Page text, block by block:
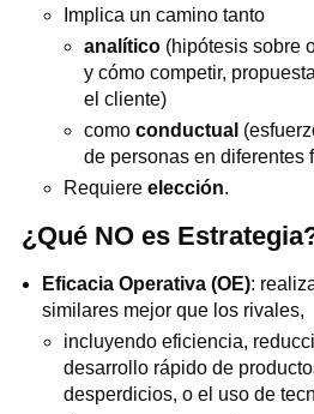
Implica un camino tanto
analítico (hipótesis sobre
y cómo competir,
el cliente)
comoconductual
de personas en diferentes
Requiere elección.
¿Qué NO es
Eficacia Operativa (OE):
similares mejor que los rivales,
incluyendo eficiencia,
desarrollo rápido de
desperdicios, o el uso de